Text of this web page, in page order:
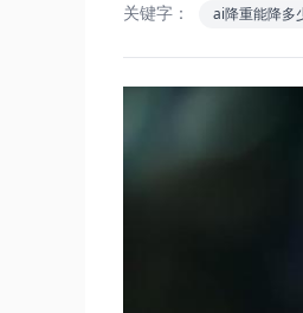
关键字：
ai降重能降多